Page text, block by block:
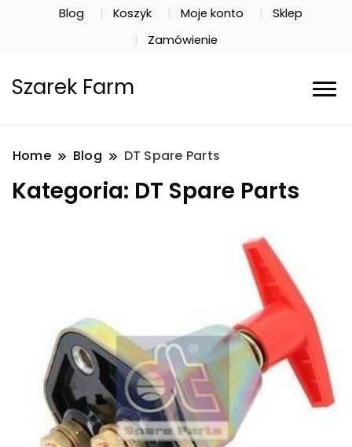
Blog Koszyk Moje konto
Sklep
Zamówienie
Szarek Farm
Home Blog DT Spare Parts
Kategoria: DT Spare Parts